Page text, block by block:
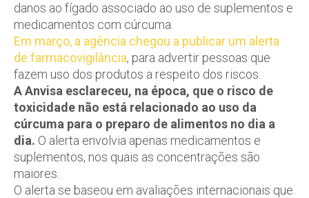
danos ao fígado associado ao uso de suplementos e
medicamentos com cúrcuma.
Em março, a agência chegou a publicar um alerta
de farmacovigilância, para advertir pessoas que
fazem uso dos produtos a respeito dos riscos.
A Anvisa esclareceu, na época, que o risco de
toxicidade não está relacionado ao uso da
cúrcuma para o preparo de alimentos no dia a
dia. O alerta envolvia apenas medicamentos e
suplementos, nos quais as concentrações são
maiores.
O alerta se baseou em avaliações internacionais que